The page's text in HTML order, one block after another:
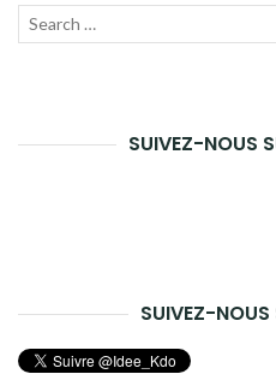
Recherche
SUIVEZ-NOUS
SUIVEZ-NOUS